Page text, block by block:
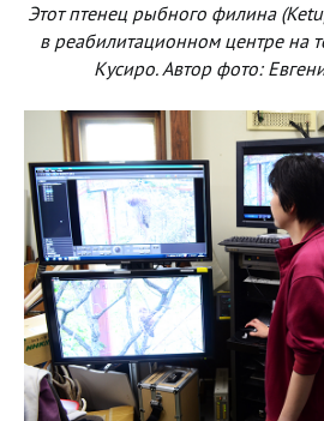
Этот птенец рыбного филина
в реабилитационном центре на
Кусиро. Автор фото: